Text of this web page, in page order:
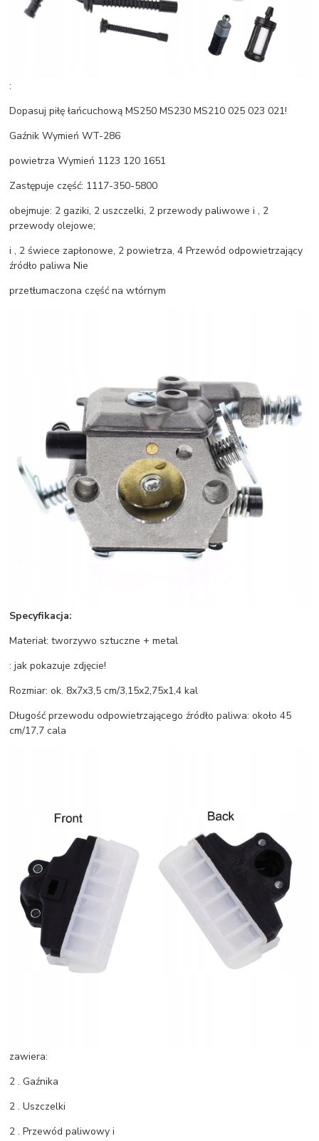
:
Dopasuj piłę łańcuchową MS250 MS230 MS210 025 023 021!
Gaźnik Wymień WT-286
powietrza Wymień 1123 120 1651
Zastępuje część: 1117-350-5800
obejmuje: 2 gaziki, 2 uszczelki, 2 przewody paliwowe i , 2
przewody olejowe;
i , 2 świece zapłonowe, 2 powietrza, 4 Przewód odpowietrzający
źródło paliwa Nie
przetłumaczona część na wtórnym
Specyfikacja:
Materiał: tworzywo sztuczne + metal
: jak pokazuje zdjęcie!
Rozmiar: ok. 8x7x3,5 cm/3,15x2,75x1,4 kal
Długość przewodu odpowietrzającego źródło paliwa: około 45
cm/17,7 cala
zawiera:
2 . Gaźnika
2 . Uszczelki
2 . Przewód paliwowy i